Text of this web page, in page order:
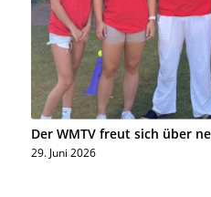
Der WMTV freut sich über
29. Juni 2026